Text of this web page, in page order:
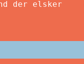
der elsker